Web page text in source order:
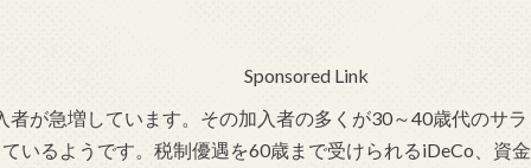
Sponsored Link
が急増しています。その加入者の多くが30～40歳代のサラ
いるようです。税制優遇を60歳まで受けられるiDeCo、資金